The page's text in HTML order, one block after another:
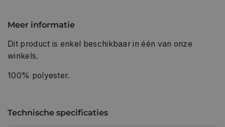
Meer informatie
Dit product is enkel beschikbaar in één van onze
winkels.
100% polyester.
Technische specificaties